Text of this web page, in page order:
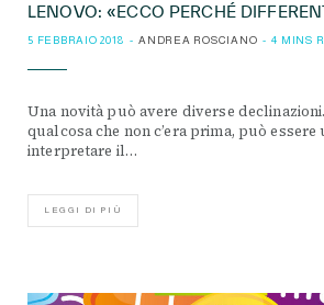
LENOVO: «ECCO PERCHÉ
5 FEBBRAIO 2018 ANDREA ROSCIANO 4 MINS
Una novità può avere diverse
qualcosa che non c’era prima, può
interpretare il…
LEGGI DI PIÙ